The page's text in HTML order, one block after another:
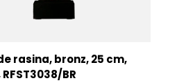
rasina, bronz, 25 cm,
BR